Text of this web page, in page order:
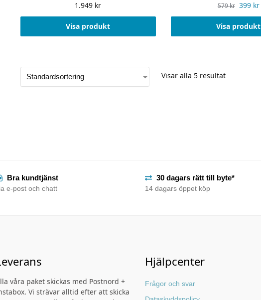
1.949 kr
Visa produkt
579kr 399 kr
Visa produkt
Visar alla 5 resultat
Bra kundtjänst
e-post och chatt
30 dagars rätt till byte*
14 dagars öppet köp
våra paket skickas med Postnord +
Vi strävar alltid efter att skicka
Hjälpcenter
Frågor och svar